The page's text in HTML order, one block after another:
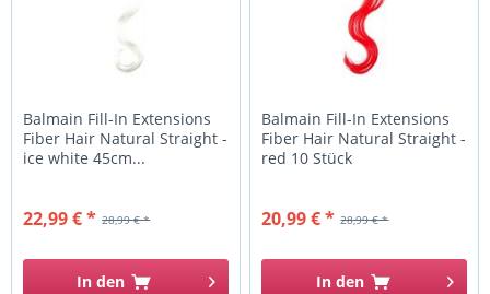
Balmain Fill-In Extensions
Fiber Hair Natural Straight -
ice white 45cm...
28,99 € *
22,99 € *
In den
Balmain Fill-In Extensions
Fiber Hair Natural Straight -
red 10 Stück
28,99 € *
20,99 € *
In den